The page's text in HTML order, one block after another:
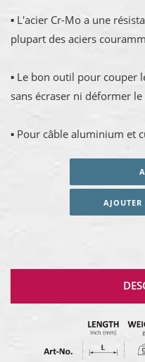
▪ L'acier Cr-Mo a une
plupart des aciers
▪ Le bon outil pour couper
sans écraser ni déformer le
▪ Pour câble aluminium et